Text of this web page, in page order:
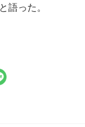
語った。